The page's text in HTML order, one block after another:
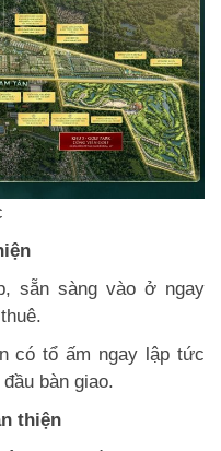
sẵn sàng vào ở ngay
có tổ ấm ngay lập tức
bàn giao.
thiện